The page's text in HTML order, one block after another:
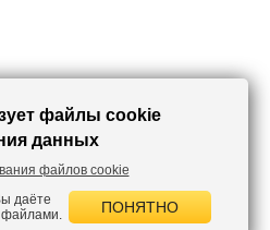
файлы cookie
данных
файлов cookie
даёте
файлами.
ПОНЯТНО